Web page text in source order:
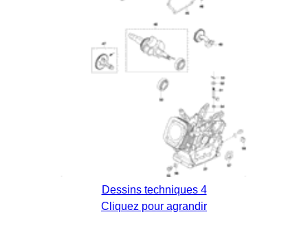
Dessins techniques 4
Cliquez pour agrandir